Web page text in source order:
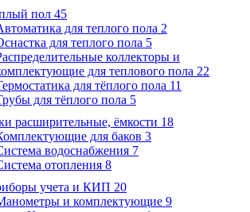
пол 45
для теплого пола 2
для теплого пола 5
коллекторы и
для теплового пола 22
для тёплого пола 11
для тёплого пола 5
расширительные, ёмкости 18
для баков 3
водоснабжения 7
отопления 8
учета и КИП 20
и комплектующие 9